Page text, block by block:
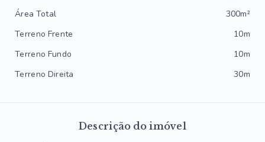
Descrição do imóvel
Área Total
300m²
Terreno Frente
10m
Terreno Fundo
10m
Terreno Direita
30m